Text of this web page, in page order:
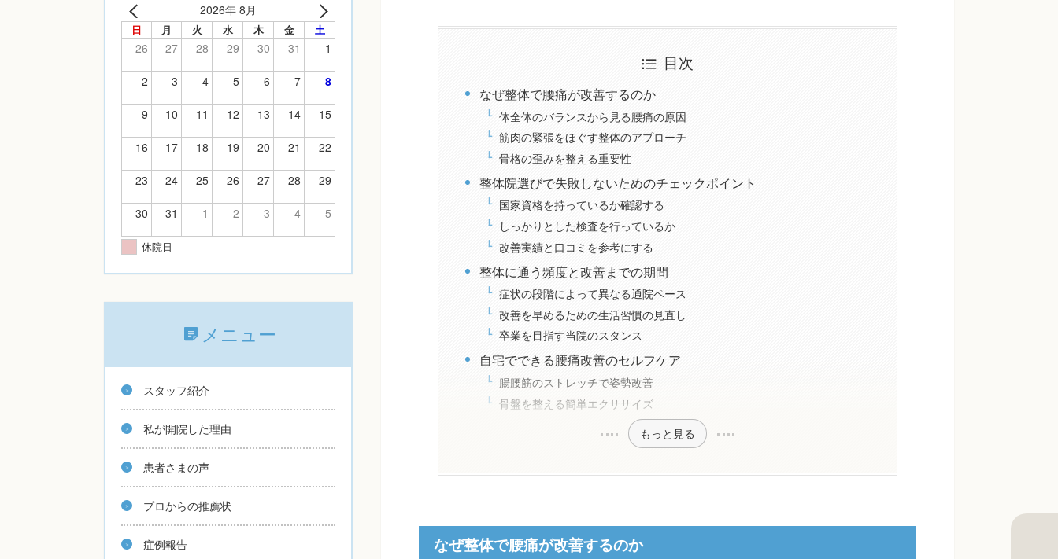
目次
なぜ整体で腰痛が改善するのか
体全体のバランスから見る腰痛の原因
筋肉の緊張をほぐす整体のアプローチ
骨格の歪みを整える重要性
整体院選びで失敗しないためのチェックポイント
国家資格を持っているか確認する
しっかりとした検査を行っているか
改善実績と口コミを参考にする
整体に通う頻度と改善までの期間
症状の段階によって異なる通院ペース
改善を早めるための生活習慣の見直し
卒業を目指す当院のスタンス
自宅でできる腰痛改善のセルフケア
腸腰筋のストレッチで姿勢改善
骨盤を整える簡単エクササイズ
もっと見る
なぜ整体で腰痛が改善するのか
2026年 8月
日 月 火 水 木 金 土
26 27 28 29 30 31 1
2 3 4 5 6 7 8
9 10 11 12 13 14 15
16 17 18 19 20 21 22
23 24 25 26 27 28 29
30 31 1 2 3 4 5
休院日
メニュー
スタッフ紹介
私が開院した理由
患者さまの声
プロからの推薦状
症例報告